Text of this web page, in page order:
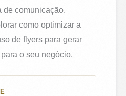
de comunicação.
como optimizar a
de flyers para gerar
o seu negócio.